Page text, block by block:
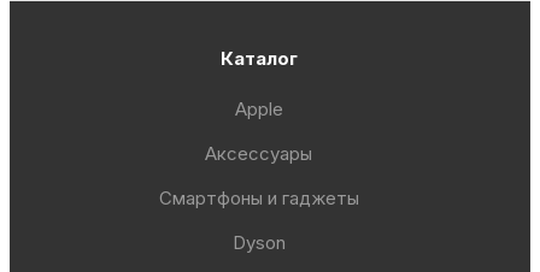
Каталог
Apple
Аксессуары
Смартфоны и гаджеты
Dyson